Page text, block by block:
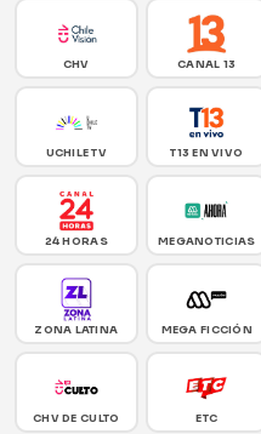
CHV CANAL 13
UCHILE TV T13 EN VIVO
24 HORAS MEGANOTICIAS
ZONA LATINA MEGA FICCIÓN
CHV DE CULTO ETC